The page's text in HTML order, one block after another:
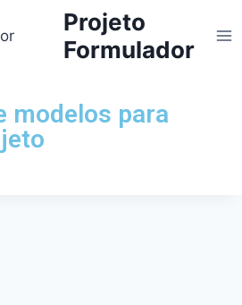
Projeto
Formulador
modelos para